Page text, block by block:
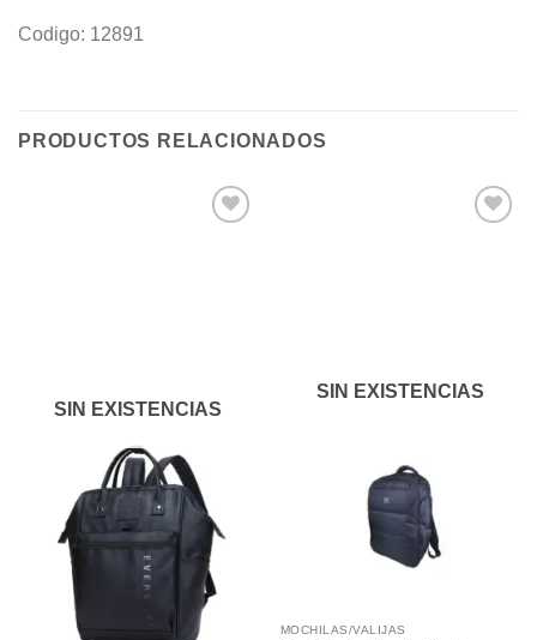
Codigo: 12891
PRODUCTOS RELACIONADOS
SIN EXISTENCIAS
SIN EXISTENCIAS
MOCHILAS/VALIJAS